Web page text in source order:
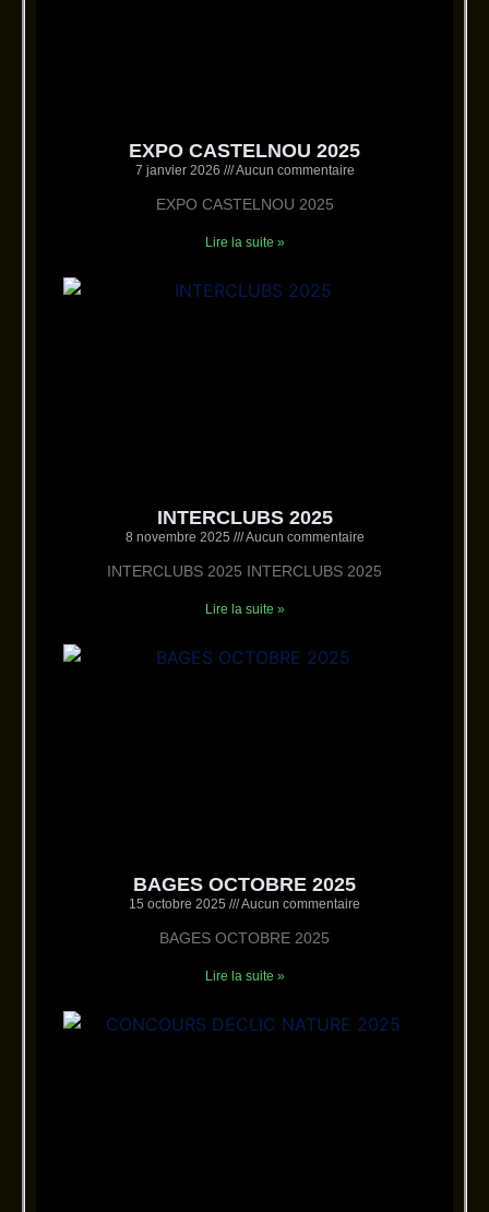
EXPO CASTELNOU 2025
7 janvier 2026 Aucun commentaire
EXPO CASTELNOU 2025
Lire la suite »
INTERCLUBS 2025
8 novembre 2025 Aucun commentaire
INTERCLUBS 2025 INTERCLUBS 2025
Lire la suite »
BAGES OCTOBRE 2025
15 octobre 2025 Aucun commentaire
BAGES OCTOBRE 2025
Lire la suite »